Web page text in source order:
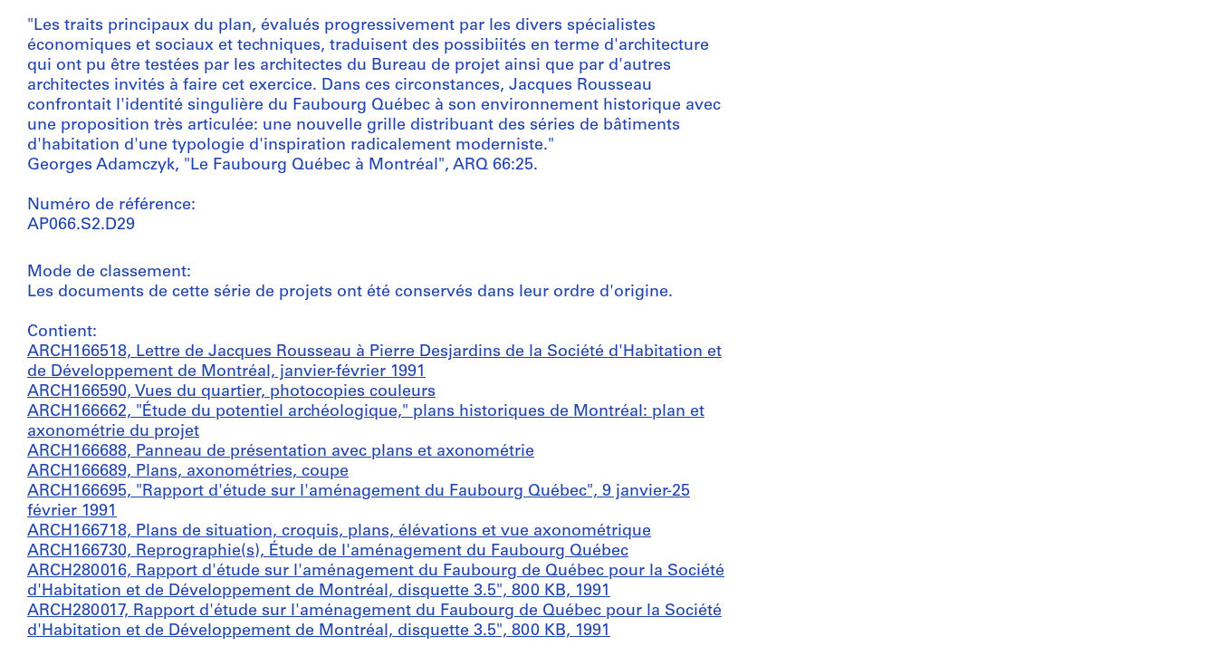
"Les traits principaux du plan, évalués progressivement par les divers spécialistes
économiques et sociaux et techniques, traduisent des possibiités en terme d'architecture
qui ont pu être testées par les architectes du Bureau de projet ainsi que par d'autres
architectes invités à faire cet exercice. Dans ces circonstances, Jacques Rousseau
confrontait l'identité singulière du Faubourg Québec à son environnement historique avec
une proposition très articulée: une nouvelle grille distribuant des séries de bâtiments
d'habitation d'une typologie d'inspiration radicalement moderniste."
Georges Adamczyk, "Le Faubourg Québec à Montréal", ARQ 66:25.
Numéro de référence:
AP066.S2.D29
Mode de classement:
Les documents de cette série de projets ont été conservés dans leur ordre d'origine.
Contient:
ARCH166518, Lettre de Jacques Rousseau à Pierre Desjardins de la Société d'Habitation et
de Développement de Montréal, janvier-février 1991
ARCH166590, Vues du quartier, photocopies couleurs
ARCH166662, "Étude du potentiel archéologique," plans historiques de Montréal: plan et
axonométrie du projet
ARCH166688, Panneau de présentation avec plans et axonométrie
ARCH166689, Plans, axonométries, coupe
ARCH166695, "Rapport d'étude sur l'aménagement du Faubourg Québec", 9 janvier-25
février 1991
ARCH166718, Plans de situation, croquis, plans, élévations et vue axonométrique
ARCH166730, Reprographie(s), Étude de l'aménagement du Faubourg Québec
ARCH280016, Rapport d'étude sur l'aménagement du Faubourg de Québec pour la Société
d'Habitation et de Développement de Montréal, disquette 3.5", 800 KB, 1991
ARCH280017, Rapport d'étude sur l'aménagement du Faubourg de Québec pour la Société
d'Habitation et de Développement de Montréal, disquette 3.5", 800 KB, 1991